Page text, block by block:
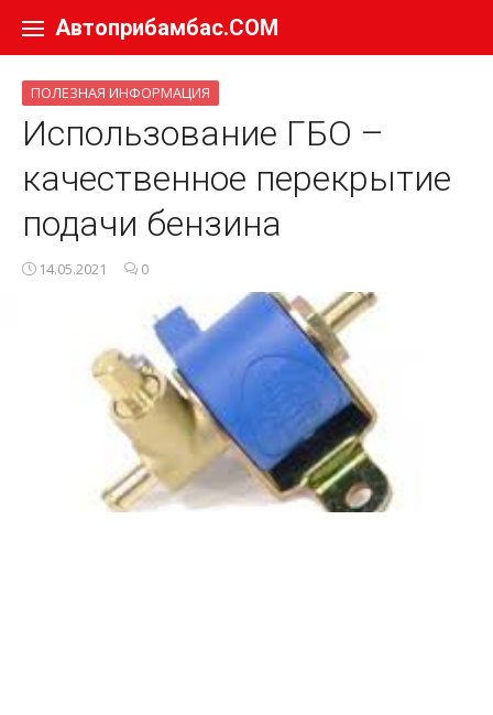
Автоприбамбас.COM
ПОЛЕЗНАЯ ИНФОРМАЦИЯ
Использование ГБО –
качественное перекрытие
подачи бензина
14.05.2021 0